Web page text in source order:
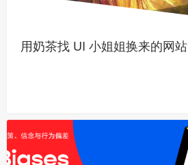
用奶茶找 UI 小姐姐换来的网站